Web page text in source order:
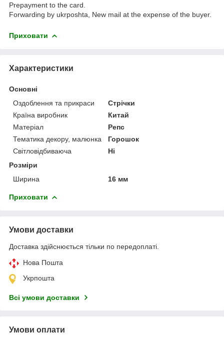
Prepayment to the card.
Forwarding by ukrposhta, New mail at the expense of the buyer.
Приховати
Характеристики
Основні
Оздоблення та прикраси
Стрічки
Країна виробник
Китай
Матеріал
Репс
Тематика декору, малюнка
Горошок
Світловідбиваюча
Ні
Розміри
Ширина
16 мм
Приховати
Умови доставки
Доставка здійснюється тільки по передоплаті.
Нова Пошта
Укрпошта
Всі умови доставки
Умови оплати